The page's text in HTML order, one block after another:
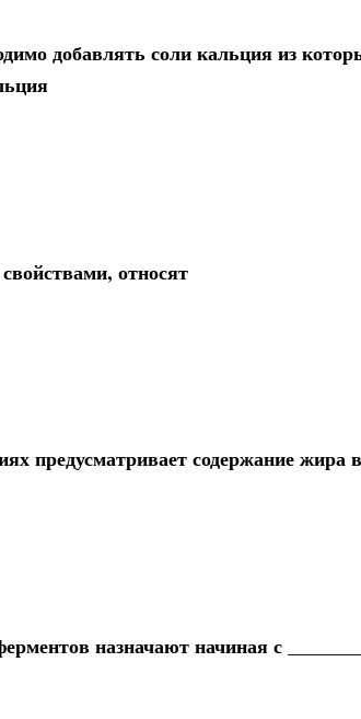
добавлять соли кальция из
относят
предусматривает содержание жира
назначают начиная с